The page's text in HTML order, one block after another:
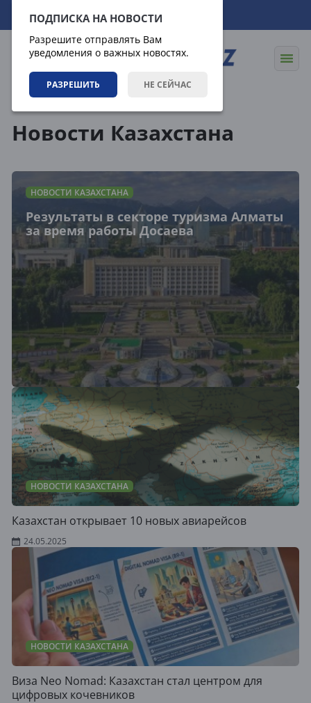
ПОДПИСКА НА НОВОСТИ
Разрешите отправлять Вам
уведомления о важных новостях.
РАЗРЕШИТЬ НЕ СЕЙЧАС
09.08.2026 02:52:28
Новости Казахстана
НОВОСТИ КАЗАХСТАНА
Результаты в секторе туризма Алматы
за время работы Досаева
НОВОСТИ КАЗАХСТАНА
Казахстан открывает 10 новых авиарейсов
24.05.2025
НОВОСТИ КАЗАХСТАНА
Виза Neo Nomad: Казахстан стал центром для
цифровых кочевников